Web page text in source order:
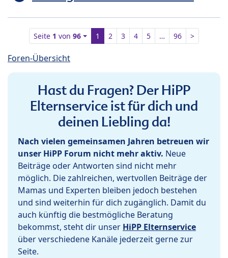
Seite 1 von96 1 2 3 4 5 … 96 >
Foren-Übersicht
Hast du Fragen? Der HiPP
Elternservice ist für dich und
deinen Liebling da!
Nach vielen gemeinsamen Jahren betreuen wir
unser HiPP Forum nicht mehr aktiv. Neue
Beiträge oder Antworten sind nicht mehr
möglich. Die zahlreichen, wertvollen Beiträge der
Mamas und Experten bleiben jedoch bestehen
und sind weiterhin für dich zugänglich. Damit du
auch künftig die bestmögliche Beratung
bekommst, steht dir unser HiPP Elternservice
über verschiedene Kanäle jederzeit gerne zur
Seite.